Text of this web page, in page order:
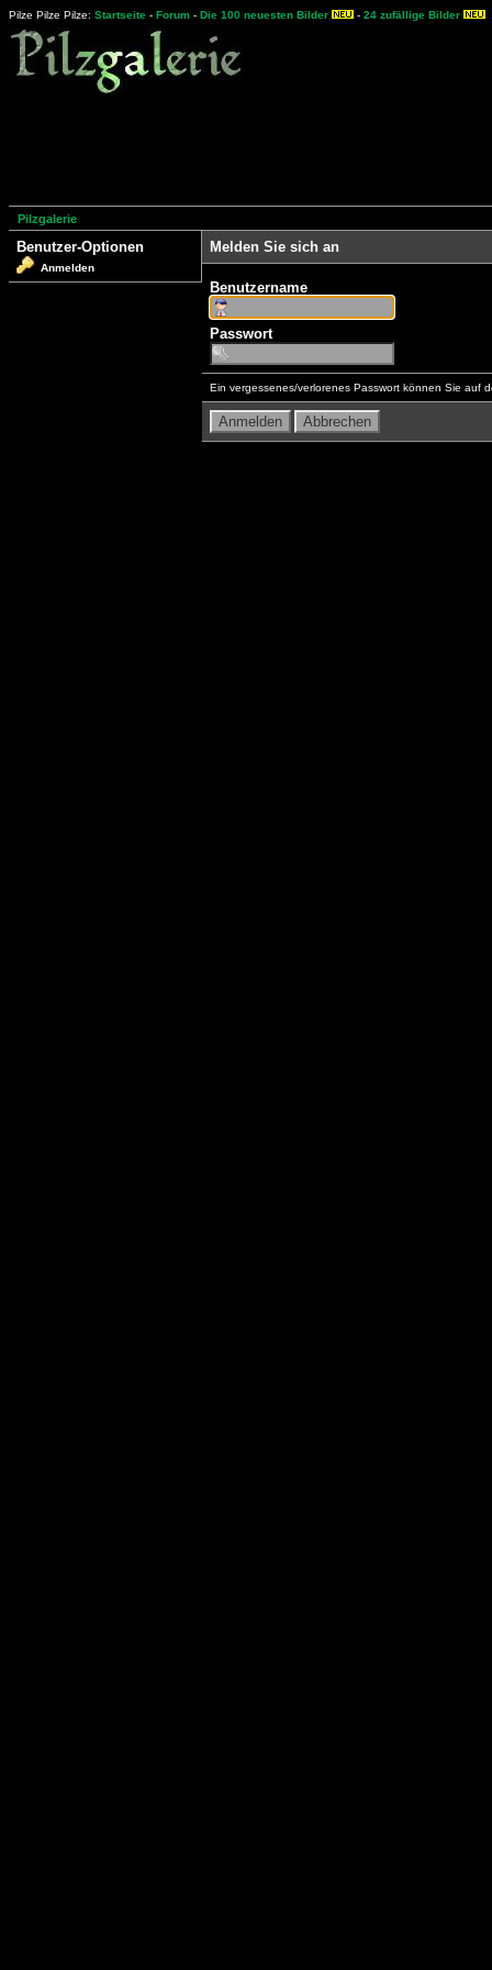
Pilze Pilze Pilze: Startseite - Forum - Die 100 neuesten Bilder - 24 zufällige Bilder
Pilzgalerie
Benutzer-Optionen
Anmelden
Melden Sie sich an
Benutzername
Passwort
Ein vergessenes/verlorenes Passwort können Sie auf